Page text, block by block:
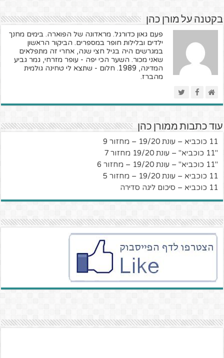
בקטנה על מורן כהן
פעם גאון כדורגל. מראדונה של הפוארה. בימים מחנך
ילדים ובלילות חופר במספרים. הביקור הראשון
במגרשים היה בגיל חצי שנה, אחרי זה מתפלאים
שאני מכור. השער הכי יפה - עופר מזרחי, גמר גביע
המדינה, 1989. חלום - שתצא לי טחינה גולמית
מהברז.
עוד כתבות ממורן כהן
11 כוכביא – עונת 19/20 – מחזור 9
"11 כוכביא" – עונת 19/20 מחזור 7
"11 כוכביא" – עונת 19/20 – מחזור 6
11 כוכביא – עונת 19/20 – מחזור 5
11 כוכביא – סיכום ליגה סדירה